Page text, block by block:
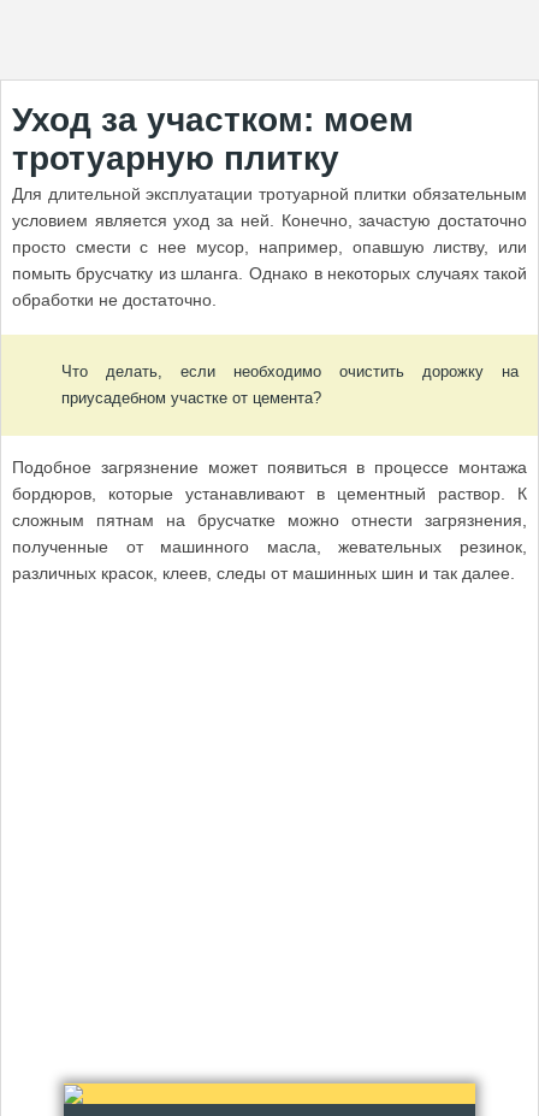
Уход за участком: моем
тротуарную плитку
Для длительной эксплуатации тротуарной плитки обязательным
условием является уход за ней. Конечно, зачастую достаточно
просто смести с нее мусор, например, опавшую листву, или
помыть брусчатку из шланга. Однако в некоторых случаях такой
обработки не достаточно.
Что делать, если необходимо очистить дорожку на
приусадебном участке от цемента?
Подобное загрязнение может появиться в процессе монтажа
бордюров, которые устанавливают в цементный раствор. К
сложным пятнам на брусчатке можно отнести загрязнения,
полученные от машинного масла, жевательных резинок,
различных красок, клеев, следы от машинных шин и так далее.